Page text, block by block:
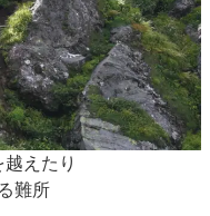
えたり
難所